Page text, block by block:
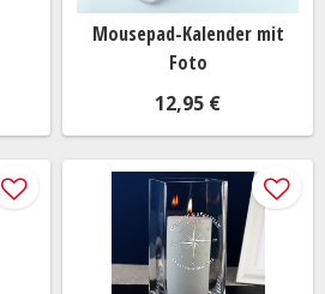
Mousepad-Kalender mit
Foto
12,95 €